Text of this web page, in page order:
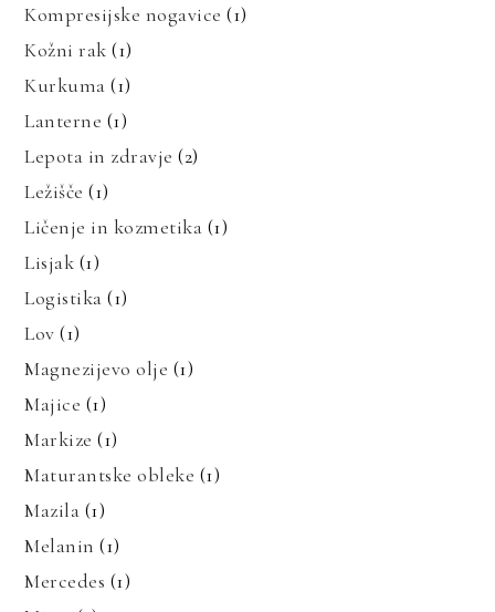
Kompresijske nogavice (1)
Kožni rak (1)
Kurkuma (1)
Lanterne (1)
Lepota in zdravje (2)
Ležišče (1)
Ličenje in kozmetika (1)
Lisjak (1)
Logistika (1)
Lov (1)
Magnezijevo olje (1)
Majice (1)
Markize (1)
Maturantske obleke (1)
Mazila (1)
Melanin (1)
Mercedes (1)